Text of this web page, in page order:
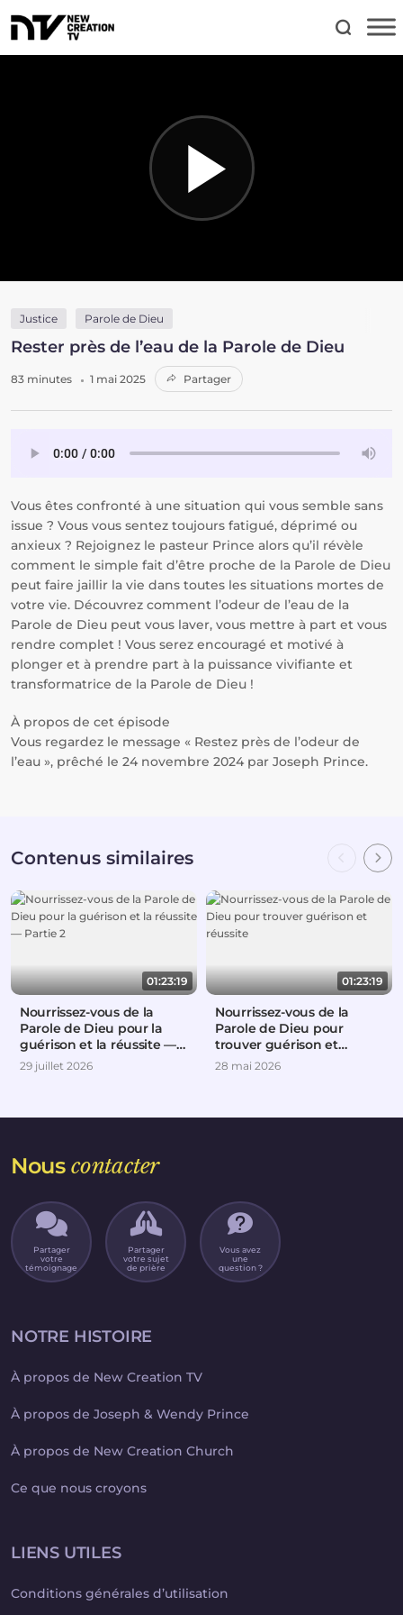
Justice Parole de Dieu
Rester près de l’eau de la Parole de Dieu
83 minutes 1 mai 2025 Partager
Vous êtes confronté à une situation qui vous semble sans
issue ? Vous vous sentez toujours fatigué, déprimé ou
anxieux ? Rejoignez le pasteur Prince alors qu’il révèle
comment le simple fait d’être proche de la Parole de Dieu
peut faire jaillir la vie dans toutes les situations mortes de
votre vie. Découvrez comment l’odeur de l’eau de la
Parole de Dieu peut vous laver, vous mettre à part et vous
rendre complet ! Vous serez encouragé et motivé à
plonger et à prendre part à la puissance vivifiante et
transformatrice de la Parole de Dieu !
À propos de cet épisode
Vous regardez le message « Restez près de l’odeur de
l’eau », prêché le 24 novembre 2024 par Joseph Prince.
Contenus similaires
01:23:19
Nourrissez-vous de la
Parole de Dieu pour la
guérison et la réussite —
Partie 2
29 juillet 2026
01:23:19
Nourrissez-vous de la
Parole de Dieu pour
trouver guérison et
réussite
28 mai 2026
Nouscontacter
Partager
votre
témoignage
Partager
votre sujet
de prière
Vous avez
une
question ?
NOTRE HISTOIRE
À propos de New Creation TV
À propos de Joseph & Wendy Prince
À propos de New Creation Church
Ce que nous croyons
LIENS UTILES
Conditions générales d’utilisation